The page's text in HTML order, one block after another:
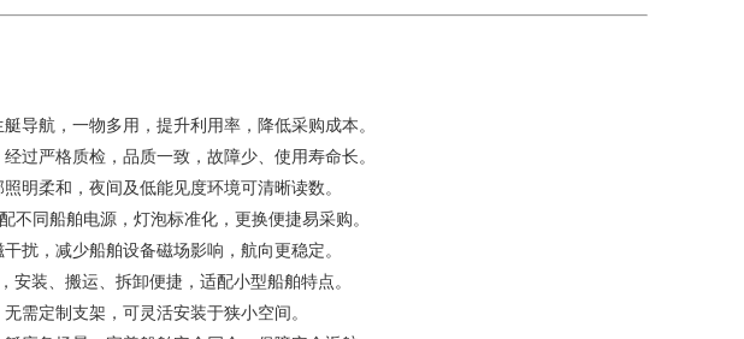
导航，一物多用，提升利用率，降低采购成本。
过严格质检，品质一致，故障少、使用寿命长。
明柔和，夜间及低能见度环境可清晰读数。
不同船舶电源，灯泡标准化，更换便捷易采购。
扰，减少船舶设备磁场影响，航向更稳定。
安装、搬运、拆卸便捷，适配小型船舶特点。
需定制支架，可灵活安装于狭小空间。